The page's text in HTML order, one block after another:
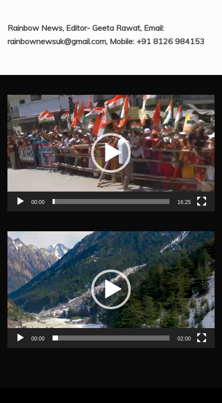
Rainbow News, Editor- Geeta Rawat, Email:
rainbownewsuk@gmail.com, Mobile: +91 8126 984153
Video
Player
00:00 16:25
Video
Player
00:00 02:00